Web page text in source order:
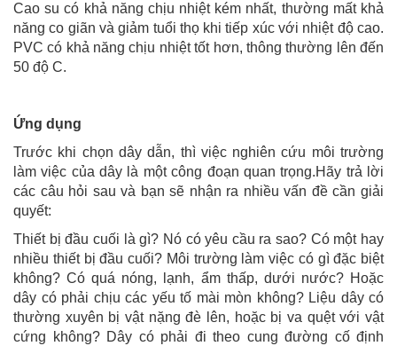
Cao su có khả năng chịu nhiệt kém nhất, thường mất khả
năng co giãn và giảm tuổi thọ khi tiếp xúc với nhiệt độ cao.
PVC có khả năng chịu nhiệt tốt hơn, thông thường lên đến
50 độ C.
Ứng dụng
Trước khi chọn dây dẫn, thì việc nghiên cứu môi trường
làm việc của dây là một công đoạn quan trọng.Hãy trả lời
các câu hỏi sau và bạn sẽ nhận ra nhiều vấn đề cần giải
quyết:
Thiết bị đầu cuối là gì? Nó có yêu cầu ra sao? Có một hay
nhiều thiết bị đầu cuối? Môi trường làm việc có gì đặc biệt
không? Có quá nóng, lạnh, ẩm thấp, dưới nước? Hoặc
dây có phải chịu các yếu tố mài mòn không? Liệu dây có
thường xuyên bị vật nặng đè lên, hoặc bị va quệt với vật
cứng không? Dây có phải đi theo cung đường cố định